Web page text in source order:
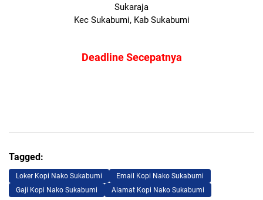
Sukaraja
Kec Sukabumi, Kab Sukabumi
Deadline Secepatnya
Tagged:
Loker Kopi Nako Sukabumi
Email Kopi Nako Sukabumi
Gaji Kopi Nako Sukabumi
Alamat Kopi Nako Sukabumi